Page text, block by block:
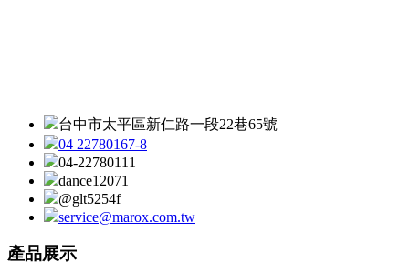
台中市太平區新仁路一段22巷65號
04 22780167-8
04-22780111
dance12071
@glt5254f
service@marox.com.tw
產品展示